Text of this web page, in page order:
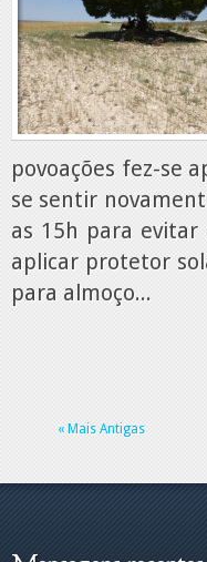
povoações fez-se
se sentir
as 15h para evitar
aplicar protetor
para almoço...
« Mais Antigas